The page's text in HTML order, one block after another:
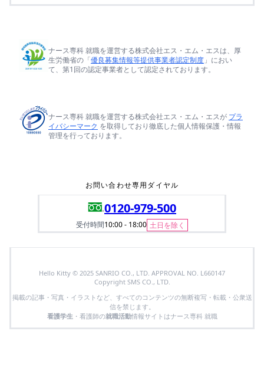
ナース専科 就職を運営する株式会社エス・エム・エスは、厚
生労働省の「優良募集情報等提供事業者認定制度 」におい
て、第1回の認定事業者として認定されております。
ナース専科 就職を運営する株式会社エス・エム・エスが プラ
イバシーマーク を取得しており徹底した個人情報保護・情報
管理を行っております。
お問い合わせ専用ダイヤル
0120-979-500
受付時間10:00 - 18:00 土日を除く
Hello Kitty © 2025 SANRIO CO., LTD. APPROVAL NO. L660147
Copyright SMS CO., LTD.
掲載の記事・写真・イラストなど、すべてのコンテンツの無断複写・転載・公衆送
信を禁じます。
看護学生 ・看護師の就職活動情報サイトはナース専科 就職